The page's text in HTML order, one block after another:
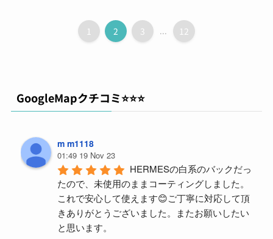
1 2 3 ... 12
GoogleMapクチコミ⭐️⭐️⭐️
m m1118
01:49 19 Nov 23
HERMESの白系のバックだっ
たので、未使用のままコーティングしました。
これで安心して使えます😊ご丁寧に対応して頂
きありがとうございました。またお願いしたい
と思います。